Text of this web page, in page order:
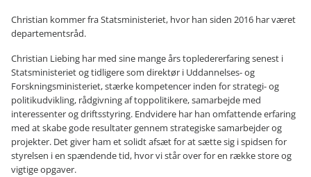
Christian kommer fra Statsministeriet, hvor han siden 2016 har været
departementsråd.
Christian Liebing har med sine mange års topledererfaring senest i
Statsministeriet og tidligere som direktør i Uddannelses- og
Forskningsministeriet, stærke kompetencer inden for strategi- og
politikudvikling, rådgivning af toppolitikere, samarbejde med
interessenter og driftsstyring. Endvidere har han omfattende erfaring
med at skabe gode resultater gennem strategiske samarbejder og
projekter. Det giver ham et solidt afsæt for at sætte sig i spidsen for
styrelsen i en spændende tid, hvor vi står over for en række store og
vigtige opgaver.